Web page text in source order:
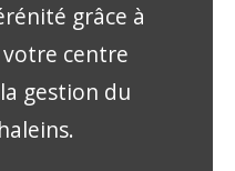
grâce à
centre
gestion du